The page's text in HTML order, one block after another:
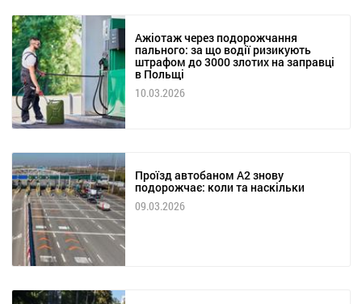
Ажіотаж через подорожчання
пального: за що водії ризикують
штрафом до 3000 злотих на заправці
в Польщі
10.03.2026
Проїзд автобаном А2 знову
подорожчає: коли та наскільки
09.03.2026